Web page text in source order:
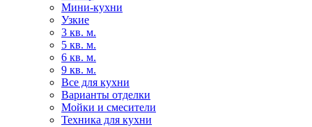
Мини-кухни
Узкие
3 кв. м.
5 кв. м.
6 кв. м.
9 кв. м.
Все для кухни
Варианты отделки
Мойки и смесители
Техника для кухни